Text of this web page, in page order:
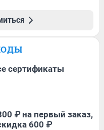
сертификаты
₽ на первый заказ,
600 ₽